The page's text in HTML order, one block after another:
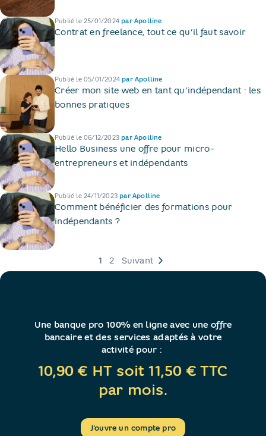
Publié le25/01/2024 par Apolline
Contrat en freelance, tout ce qu’il faut savoir
Publié le05/01/2024 par Apolline
Créer mon site web en tant qu’indépendant : les
bonnes pratiques
Publié le06/12/2023 par Apolline
Hello Business une offre pour micro-
entrepreneurs et indépendants
Publié le24/11/2023 par Apolline
Comment bénéficier des formations pour
indépendants ?
1 2 Suivant
Une banque pro 100% en ligne avec une offre
bancaire et des services adaptés à votre
activité pour :
10,90 € HT soit 11,50 € TTC
par mois.
J'ouvre un compte pro